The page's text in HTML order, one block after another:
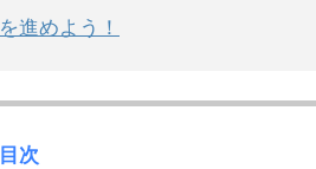
進めよう！
目次